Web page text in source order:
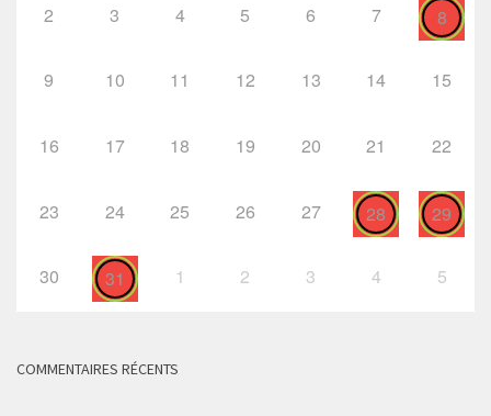
2 3 4 5 6 7 8
9 10 11 12 13 14 15
16 17 18 19 20 21 22
23 24 25 26 27 28 29
30 31 1 2 3 4 5
COMMENTAIRES RÉCENTS